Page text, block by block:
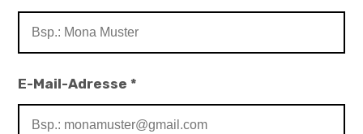
E-Mail-Adresse*